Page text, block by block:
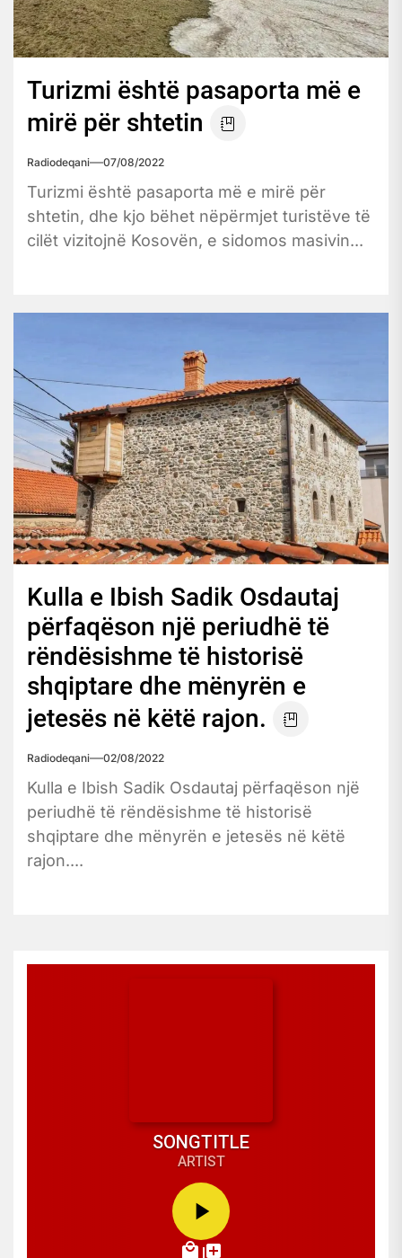
Turizmi është pasaporta më e
mirë për shtetin
Radiodeqani 07/08/2022
Turizmi është pasaporta më e mirë për
shtetin, dhe kjo bëhet nëpërmjet turistëve të
cilët vizitojnë Kosovën, e sidomos masivin...
Kulla e Ibish Sadik Osdautaj
përfaqëson një periudhë të
rëndësishme të historisë
shqiptare dhe mënyrën e
jetesës në këtë rajon.
Radiodeqani 02/08/2022
Kulla e Ibish Sadik Osdautaj përfaqëson një
periudhë të rëndësishme të historisë
shqiptare dhe mënyrën e jetesës në këtë
rajon....